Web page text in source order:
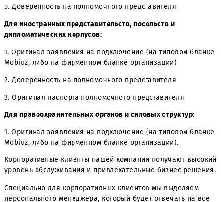
качестве плательщика налога на добавленную
4. Оригинал паспорта руководителя компании, либо
доверенного лица (обязательна копия паспорта
руководителя)
дипломатических корпусов:
1. Оригинал заявления на подключение (на типовом
Mobiuz, либо на фирменном бланке организации)
3. Оригинал паспорта полномочного представителя
Для правоохранительных органов и силовых структур: